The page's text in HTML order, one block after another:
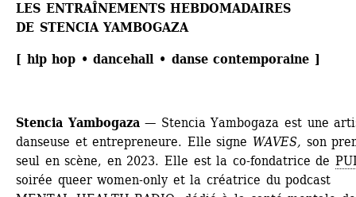
LES ENTRAÎNEMENTS HEBDOMADAIRES
DE STENCIA YAMBOGAZA
[ hip hop • dancehall • danse contemporaine ]
Stencia Yambogaza— Stencia Yambogaza est une
danseuse et entrepreneure. Elle signe WAVES, son
seul en scène, en 2023. Elle est la co-fondatrice de
soirée queer women-only et la créatrice du podcast